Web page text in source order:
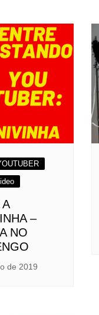
–
NO
de 2019